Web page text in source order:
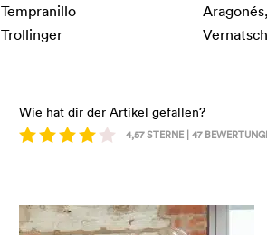
Tempranillo
Trollinger
Vernatsch
Wie hat dir der Artikel gefallen?
4,57STERNE | 47